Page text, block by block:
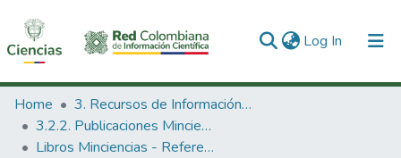
Log In (current)
Communities & Collections
All of DSpace
Home
3. Recursos de Información Científica y Tecnológica
3.2.2. Publicaciones Minciencias
Libros Minciencias - Referenciales